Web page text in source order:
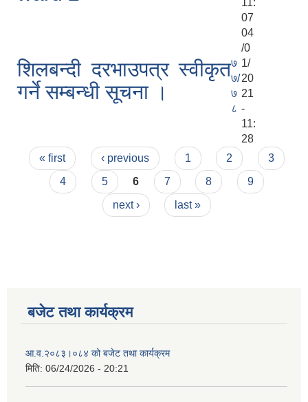
11:
07
शिलबन्दी दरभाउपत्र स्वीकृत
गर्ने सम्बन्धी सूचना ।
७
७/
७
८
04
/0
1/
20
21
-
11:
28
Pages
« first ‹ previous 1 2
3
4
5 6 7 8
9
next ›
last »
बजेट तथा कार्यक्रम
आ.व.२०८३।०८४ को बजेट तथा कार्यक्रम
मिति: 06/24/2026 - 20:21